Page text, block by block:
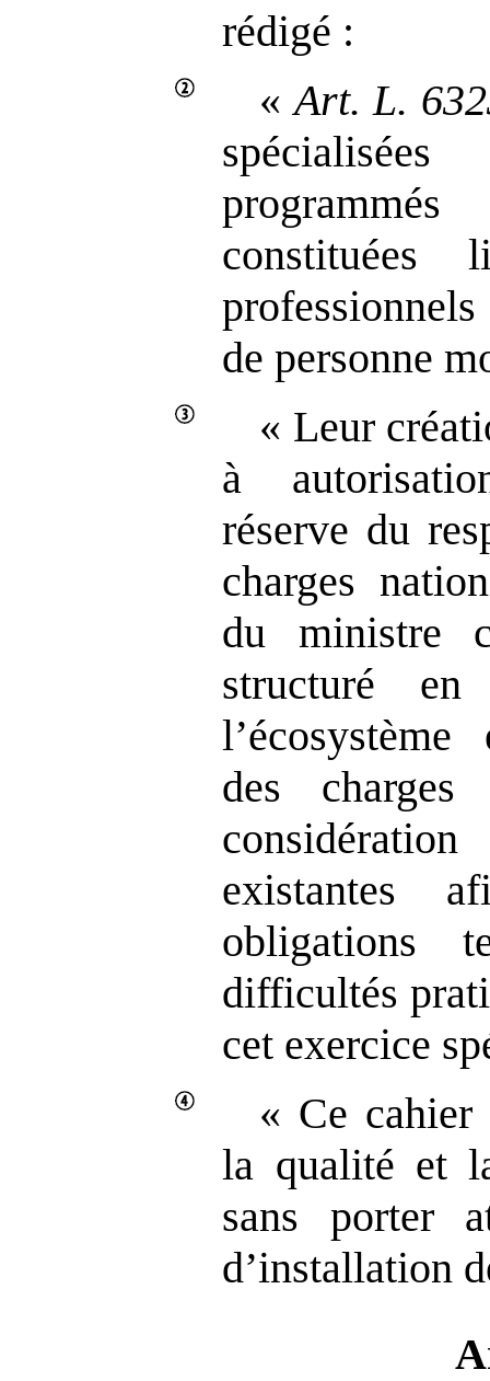
rédigé :
«Art. L.
constituées
de personne
« Leur
à
réserve du
charges
du ministre
structuré en
des
existantes
obligations
difficultés
cet exercice
« Ce cahier
la qualité et
sans porter
d’installation